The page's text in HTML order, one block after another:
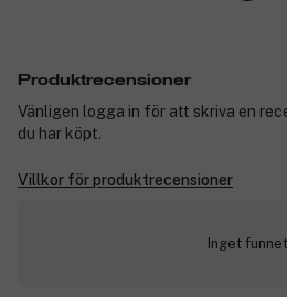
Produktrecensioner
Vänligen logga in för att skriva en
du har köpt.
Villkor för produktrecensioner
Inget funnet